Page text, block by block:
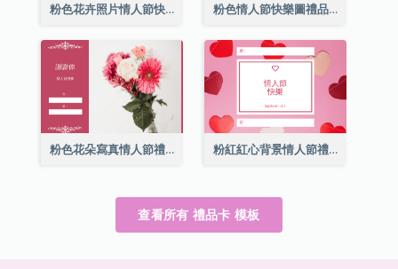
粉色花卉照片情人節快樂禮品卡 粉色情人節快樂圖禮品卡
粉色花朵寫真情人節禮品卡 粉紅紅心背景情人節禮品卡
查看所有 禮品卡 模板